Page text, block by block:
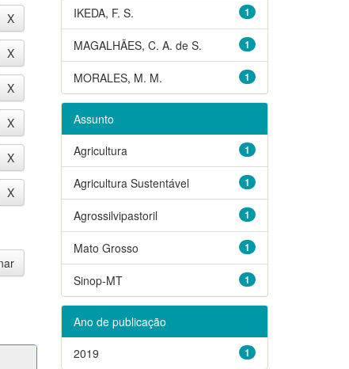
1
IKEDA, F. S.
1
MAGALHÃES, C. A. de S.
1
MORALES, M. M.
Assunto
1
Agricultura
1
Agricultura Sustentável
1
Agrossilvipastoril
1
Mato Grosso
1
Sinop-MT
Ano de publicação
1
2019